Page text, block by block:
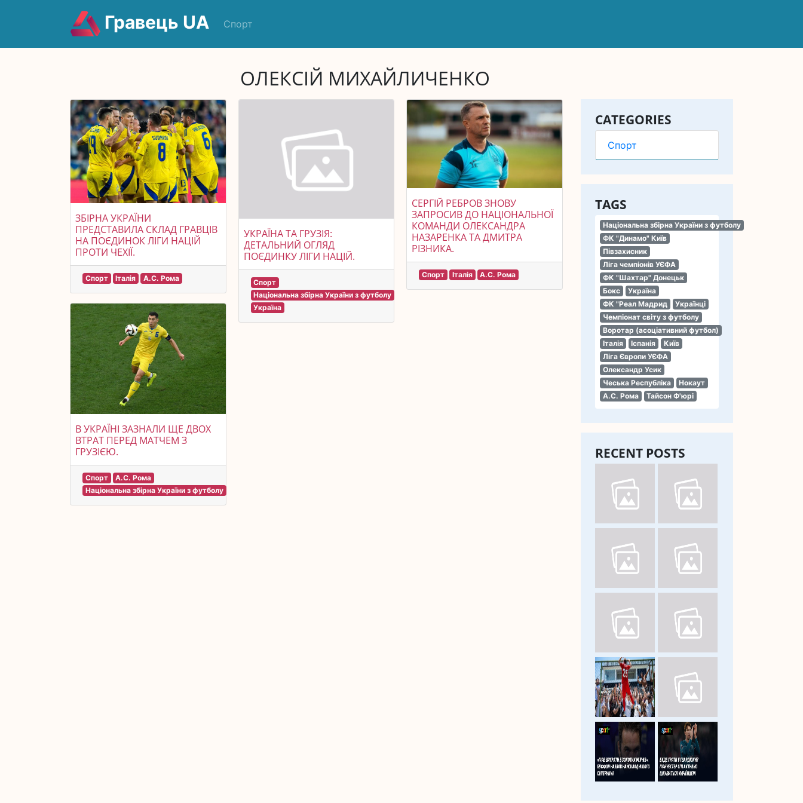
Гравець UA Спорт
ОЛЕКСІЙ МИХАЙЛИЧЕНКО
CATEGORIES
Спорт
TAGS
Національна збірна України з футболу
ФК "Динамо" Київ
Півзахисник
Ліга чемпіонів УЄФА
ФК "Шахтар" Донецьк
Бокс
Україна
ФК "Реал Мадрид
Українці
Чемпіонат світу з футболу
Воротар (асоціативний футбол)
Італія
Іспанія
Київ
Ліга Європи УЄФА
Олександр Усик
Чеська Республіка
Нокаут
А.С. Рома
Тайсон Ф'юрі
RECENT POSTS
ЗБІРНА УКРАЇНИ
ПРЕДСТАВИЛА СКЛАД ГРАВЦІВ
НА ПОЄДИНОК ЛІГИ НАЦІЙ
ПРОТИ ЧЕХІЇ.
Спорт Італія А.С. Рома
В УКРАЇНІ ЗАЗНАЛИ ЩЕ ДВОХ
ВТРАТ ПЕРЕД МАТЧЕМ З
ГРУЗІЄЮ.
Спорт
А.С. Рома
Національна збірна України з футболу
УКРАЇНА ТА ГРУЗІЯ:
ДЕТАЛЬНИЙ ОГЛЯД
ПОЄДИНКУ ЛІГИ НАЦІЙ.
Спорт
Національна збірна України з футболу
Україна
СЕРГІЙ РЕБРОВ ЗНОВУ
ЗАПРОСИВ ДО НАЦІОНАЛЬНОЇ
КОМАНДИ ОЛЕКСАНДРА
НАЗАРЕНКА ТА ДМИТРА
РІЗНИКА.
Спорт Італія А.С. Рома